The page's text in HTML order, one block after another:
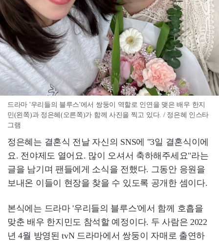
드라마 '우리들의 블루스'에서 쌍둥이 역할로 인연을 맺은 배우 한지
민(왼쪽)과 정은혜(오른쪽)가 함께 사진을 찍고 있다. / 정은혜 인스타
그램
정은혜는 결혼식 전날 자신의 SNS에 "3일 결혼식이에
요. 전야제도 열어요. 많이 오셔서 축하해주세요"라는
글을 남기며 팬들에게 소식을 전했다. 그동안 응원을
보내온 이들이 현장을 찾을 수 있도록 공개한 셈이다.
본식에는 드라마 '우리들의 블루스'에서 함께 호흡을
맞춘 배우 한지민도 참석할 예정이다. 두 사람은 2022
년 4월 방영된 tvN 드라마에서 쌍둥이 자매로 출연하